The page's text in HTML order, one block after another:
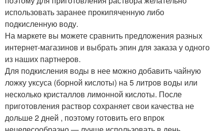
использовать заранее прокипяченную либо
подкисленную воду.
На маркете вы можете сравнить предложения разных
интернет-магазинов и выбрать эпин для заказа у одного
из наших партнеров.
Для подкисления воды в нее можно добавить чайную
ложку уксуса (борной кислоты) на 5 литров воды или
несколько кристаллов лимонной кислоты. После
приготовления раствор сохраняет свои качества не
дольше 2 дней , поэтому готовить его впрок